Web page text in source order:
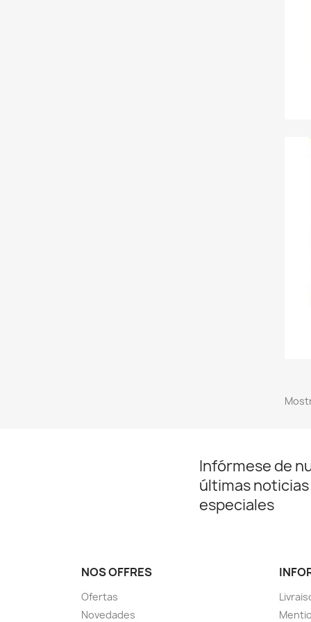
Infórmese de
últimas
especiales
NOS OFFRES
Ofertas
Novedades